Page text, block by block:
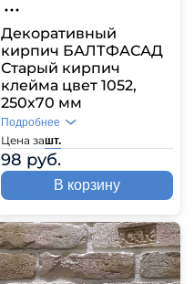
Декоративный
кирпич БАЛТФАСАД
Старый кирпич
клейма цвет 1052,
250х70 мм
Цена зашт.
98 руб.
Подробнее
В корзину